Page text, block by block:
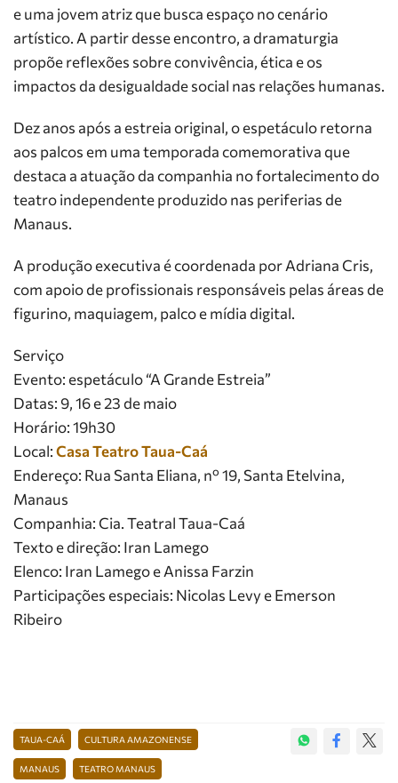
e uma jovem atriz que busca espaço no cenário
artístico. A partir desse encontro, a dramaturgia
propõe reflexões sobre convivência, ética e os
impactos da desigualdade social nas relações humanas.
Dez anos após a estreia original, o espetáculo retorna
aos palcos em uma temporada comemorativa que
destaca a atuação da companhia no fortalecimento do
teatro independente produzido nas periferias de
Manaus.
A produção executiva é coordenada por Adriana Cris,
com apoio de profissionais responsáveis pelas áreas de
figurino, maquiagem, palco e mídia digital.
Serviço
Evento: espetáculo “A Grande Estreia”
Datas: 9, 16 e 23 de maio
Horário: 19h30
Local:Casa Teatro Taua-Caá
Endereço: Rua Santa Eliana, nº 19, Santa Etelvina,
Manaus
Companhia: Cia. Teatral Taua-Caá
Texto e direção: Iran Lamego
Elenco: Iran Lamego e Anissa Farzin
Participações especiais: Nicolas Levy e Emerson
Ribeiro
TAUA-CAÁ CULTURA AMAZONENSE
MANAUS TEATRO MANAUS